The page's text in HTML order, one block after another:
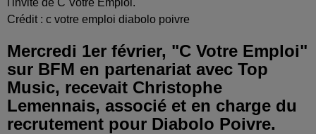
Crédit : c votre emploi diabolo poivre
Mercredi 1er février, "C Votre Emploi"
sur BFM en partenariat avec Top
Music, recevait Christophe
Lemennais, associé et en charge du
recrutement pour Diabolo Poivre.